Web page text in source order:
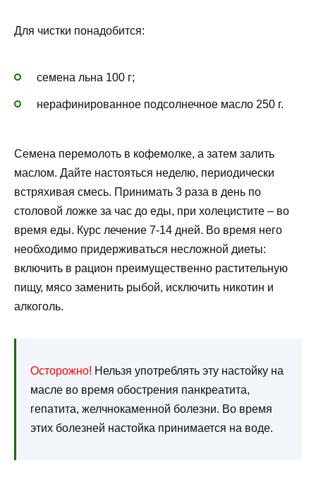
Для чистки понадобится:
семена льна 100 г;
нерафинированное подсолнечное масло 250 г.
Семена перемолоть в кофемолке, а затем залить
маслом. Дайте настояться неделю, периодически
встряхивая смесь. Принимать 3 раза в день по
столовой ложке за час до еды, при холецистите – во
время еды. Курс лечение 7-14 дней. Во время него
необходимо придерживаться несложной диеты:
включить в рацион преимущественно растительную
пищу, мясо заменить рыбой, исключить никотин и
алкоголь.
Осторожно! Нельзя употреблять эту настойку на
масле во время обострения панкреатита,
гепатита, желчнокаменной болезни. Во время
этих болезней настойка принимается на воде.